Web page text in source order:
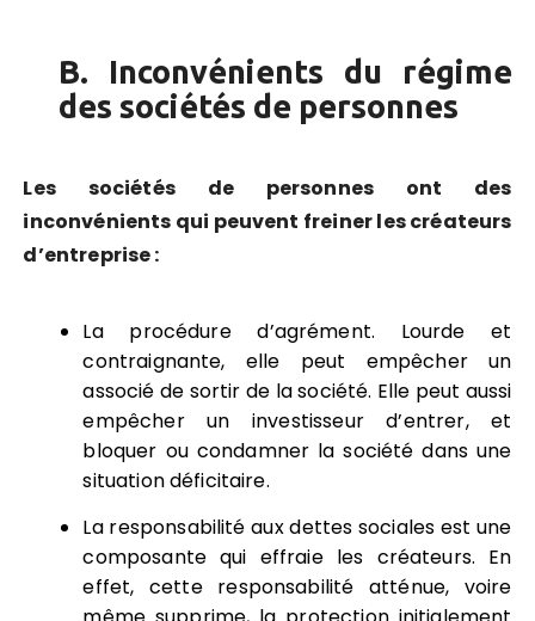
B. Inconvénients du régime
des sociétés de personnes
Les sociétés de personnes ont des
inconvénients qui peuvent freiner les créateurs
d’entreprise :
La procédure d’agrément. Lourde et
contraignante, elle peut empêcher un
associé de sortir de la société. Elle peut aussi
empêcher un investisseur d’entrer, et
bloquer ou condamner la société dans une
situation déficitaire.
La responsabilité aux dettes sociales est une
composante qui effraie les créateurs. En
effet, cette responsabilité atténue, voire